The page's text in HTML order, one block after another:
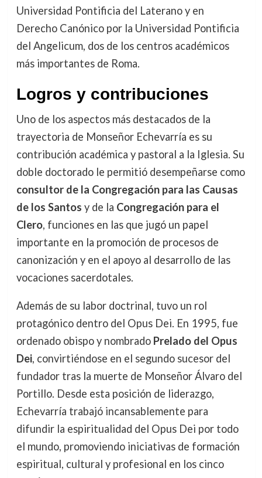
Universidad Pontificia del Laterano y en
Derecho Canónico por la Universidad Pontificia
del Angelicum, dos de los centros académicos
más importantes de Roma.
Logros y contribuciones
Uno de los aspectos más destacados de la
trayectoria de Monseñor Echevarría es su
contribución académica y pastoral a la Iglesia. Su
doble doctorado le permitió desempeñarse como
consultor de la Congregación para las Causas
de los Santos y de la Congregación para el
Clero, funciones en las que jugó un papel
importante en la promoción de procesos de
canonización y en el apoyo al desarrollo de las
vocaciones sacerdotales.
Además de su labor doctrinal, tuvo un rol
protagónico dentro del Opus Dei. En 1995, fue
ordenado obispo y nombrado Prelado del Opus
Dei, convirtiéndose en el segundo sucesor del
fundador tras la muerte de Monseñor Álvaro del
Portillo. Desde esta posición de liderazgo,
Echevarría trabajó incansablemente para
difundir la espiritualidad del Opus Dei por todo
el mundo, promoviendo iniciativas de formación
espiritual, cultural y profesional en los cinco